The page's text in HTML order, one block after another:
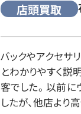
店頭買取
バックやアクセサ
とわかりやすく説
客でした。 以前
したが、他店より